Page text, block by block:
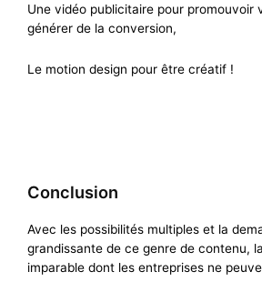
Une vidéo publicitaire pour promouvoir
générer de la conversion,
Le motion design pour être créatif !
Conclusion
Avec les possibilités multiples et la
grandissante de ce genre de contenu,
imparable dont les entreprises ne